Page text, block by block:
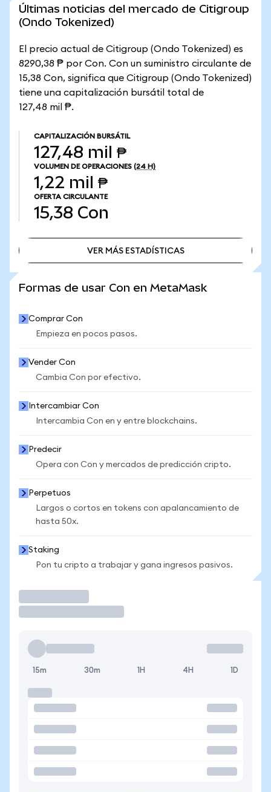
Últimas noticias del mercado de Citigroup
(Ondo Tokenized)
El precio actual de Citigroup (Ondo Tokenized) es
8290,38 ₱ por Con. Con un suministro circulante de
15,38 Con, significa que Citigroup (Ondo Tokenized)
tiene una capitalización bursátil total de
127,48 mil ₱.
CAPITALIZACIÓN BURSÁTIL
127,48 mil ₱
VOLUMEN DE OPERACIONES (24 H)
1,22 mil ₱
OFERTA CIRCULANTE
15,38 Con
VER MÁS ESTADÍSTICAS
Formas de usar Con en MetaMask
Comprar Con
Empieza en pocos pasos.
Vender Con
Cambia Con por efectivo.
Intercambiar Con
Intercambia Con en y entre blockchains.
Predecir
Opera con Con y mercados de predicción cripto.
Perpetuos
Largos o cortos en tokens con apalancamiento de
hasta 50x.
Staking
Pon tu cripto a trabajar y gana ingresos pasivos.
15m 30m 1H 4H 1D